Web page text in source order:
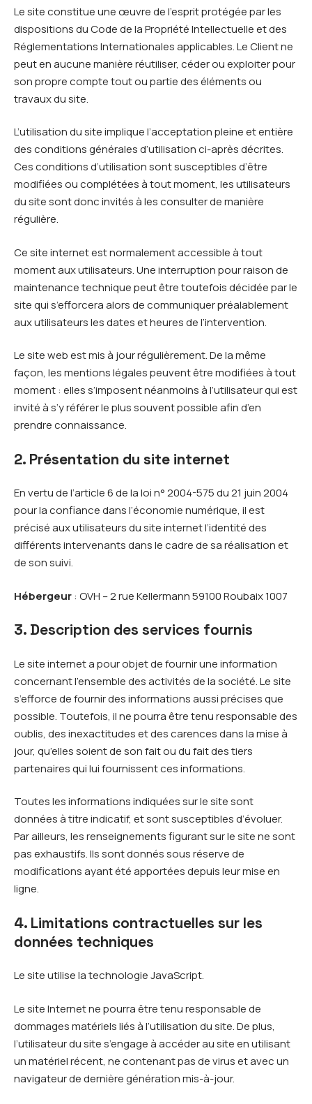
Le site constitue une œuvre de l’esprit protégée par les
dispositions du Code de la Propriété Intellectuelle et des
Réglementations Internationales applicables. Le Client ne
peut en aucune manière réutiliser, céder ou exploiter pour
son propre compte tout ou partie des éléments ou
travaux du site.
L’utilisation du site implique l’acceptation pleine et entière
des conditions générales d’utilisation ci-après décrites.
Ces conditions d’utilisation sont susceptibles d’être
modifiées ou complétées à tout moment, les utilisateurs
du site sont donc invités à les consulter de manière
régulière.
Ce site internet est normalement accessible à tout
moment aux utilisateurs. Une interruption pour raison de
maintenance technique peut être toutefois décidée par le
site qui s’efforcera alors de communiquer préalablement
aux utilisateurs les dates et heures de l’intervention.
Le site web est mis à jour régulièrement. De la même
façon, les mentions légales peuvent être modifiées à tout
moment : elles s’imposent néanmoins à l’utilisateur qui est
invité à s’y référer le plus souvent possible afin d’en
prendre connaissance.
2. Présentation du site internet
En vertu de l’article 6 de la loi n° 2004-575 du 21 juin 2004
pour la confiance dans l’économie numérique, il est
précisé aux utilisateurs du site internet l’identité des
différents intervenants dans le cadre de sa réalisation et
de son suivi.
Hébergeur: OVH – 2 rue Kellermann 59100 Roubaix 1007
3. Description des services fournis
Le site internet a pour objet de fournir une information
concernant l’ensemble des activités de la société. Le site
s’efforce de fournir des informations aussi précises que
possible. Toutefois, il ne pourra être tenu responsable des
oublis, des inexactitudes et des carences dans la mise à
jour, qu’elles soient de son fait ou du fait des tiers
partenaires qui lui fournissent ces informations.
Toutes les informations indiquées sur le site sont
données à titre indicatif, et sont susceptibles d’évoluer.
Par ailleurs, les renseignements figurant sur le site ne sont
pas exhaustifs. Ils sont donnés sous réserve de
modifications ayant été apportées depuis leur mise en
ligne.
4. Limitations contractuelles sur les
données techniques
Le site utilise la technologie JavaScript.
Le site Internet ne pourra être tenu responsable de
dommages matériels liés à l’utilisation du site. De plus,
l’utilisateur du site s’engage à accéder au site en utilisant
un matériel récent, ne contenant pas de virus et avec un
navigateur de dernière génération mis-à-jour.